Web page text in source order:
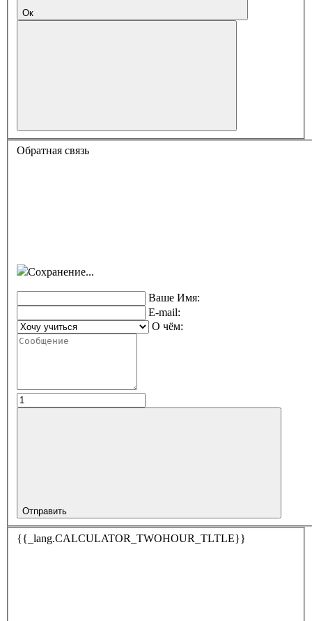
Ок
Обратная связь
Сохранение...
Ваше Имя:
E-mail:
О чём:
Отправить
{{_lang.CALCULATOR_TWOHOUR_TLTLE}}